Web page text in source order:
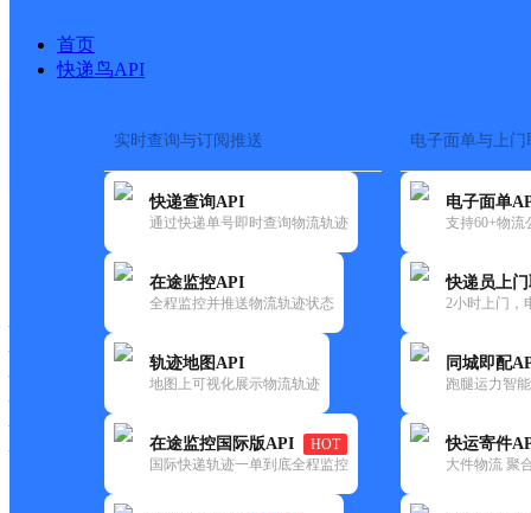
首页
快递鸟API
实时查询与订阅推送
快递查询API
通过快递单号即时查询物流轨迹
在途监控API
全程监控并推送物流轨迹状态
轨迹地图API
地图上可视化展示物流轨迹
在途监控国际版API
HOT
国际快递轨迹一单到底全程监控
电子面单与上门
电子面单
支持60+物流
快递员上
2小时上门，
同城即配
跑腿运力智
快运寄件
大件物流 聚
快递大全 > 快递网点
快递大全 快运大全